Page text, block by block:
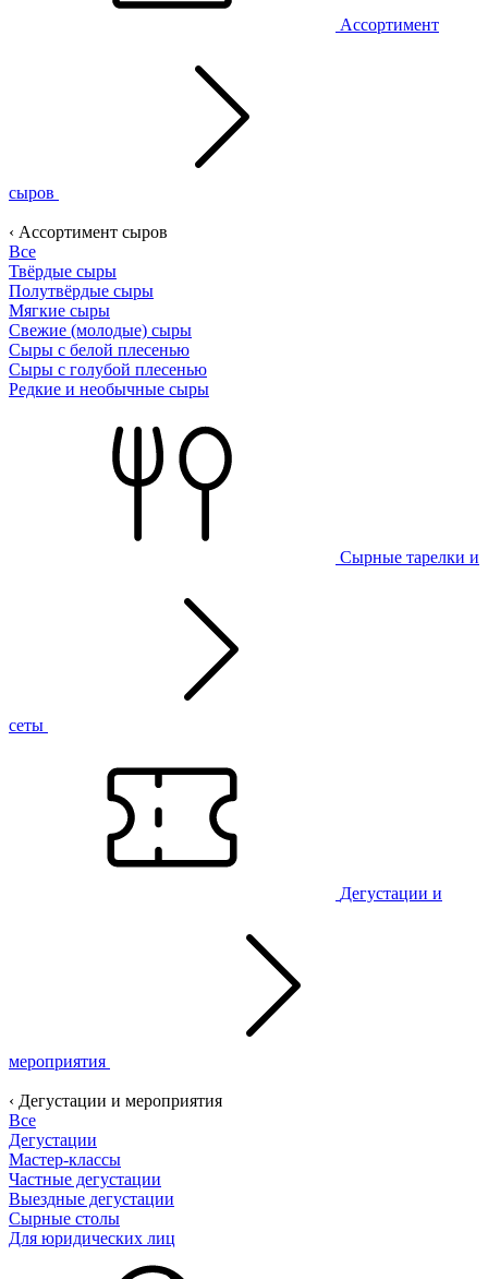
Ассортимент
сыров
‹ Ассортимент сыров
Все
Твёрдые сыры
Полутвёрдые сыры
Мягкие сыры
Свежие (молодые) сыры
Сыры с белой плесенью
Сыры с голубой плесенью
Редкие и необычные сыры
Сырные тарелки и
сеты
Дегустации и
мероприятия
‹ Дегустации и мероприятия
Все
Дегустации
Мастер-классы
Частные дегустации
Выездные дегустации
Сырные столы
Для юридических лиц